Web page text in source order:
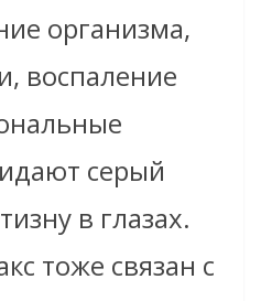
организма,
воспаление
серый
в глазах.
тоже связан с